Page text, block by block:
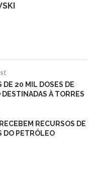
DE 20 MIL DOSES DE
À TORRES
RECURSOS DE
DO PETRÓLEO